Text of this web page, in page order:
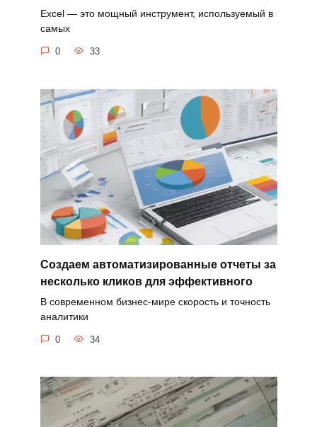
Excel — это мощный инструмент, используемый в
самых
0 33
Создаем автоматизированные отчеты за
несколько кликов для эффективного
В современном бизнес-мире скорость и точность
аналитики
0 34